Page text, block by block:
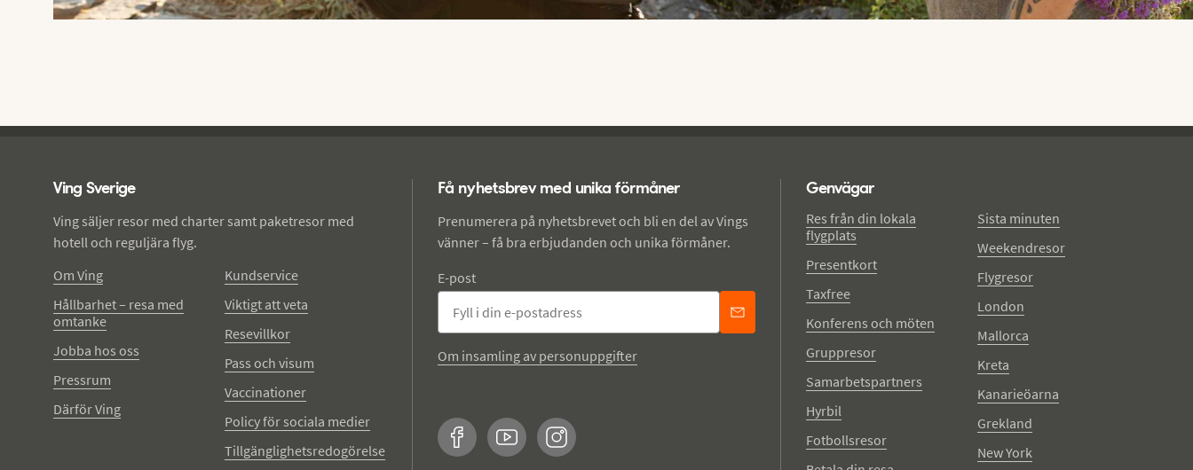
Ving Sverige
Ving säljer resor med charter samt paketresor med
hotell och reguljära flyg.
Om Ving
Hållbarhet – resa med
omtanke
Jobba hos oss
Pressrum
Därför Ving
Kundservice
Viktigt att veta
Resevillkor
Pass och visum
Vaccinationer
Policy för sociala medier
Tillgänglighetsredogörelse
Få nyhetsbrev med unika förmåner
Prenumerera på nyhetsbrevet och bli en del av Vings
vänner – få bra erbjudanden och unika förmåner.
E-post
Om insamling av personuppgifter
FacebookYouTubeInstagram
Genvägar
Res från din lokala
flygplats
Presentkort
Taxfree
Konferens och möten
Gruppresor
Samarbetspartners
Hyrbil
Fotbollsresor
Sista minuten
Weekendresor
Flygresor
London
Mallorca
Kreta
Kanarieöarna
Grekland
New York